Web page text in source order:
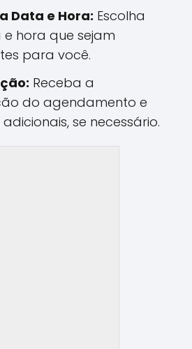
Data e Hora: Escolha
hora que sejam
para você.
Receba a
do agendamento e
se necessário.